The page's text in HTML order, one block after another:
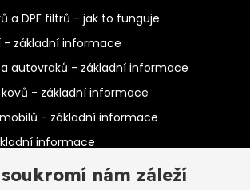
a DPF filtrů - jak to funguje
- základní informace
autovraků - základní informace
- základní informace
- základní informace
informace
- základní informacenám záleží